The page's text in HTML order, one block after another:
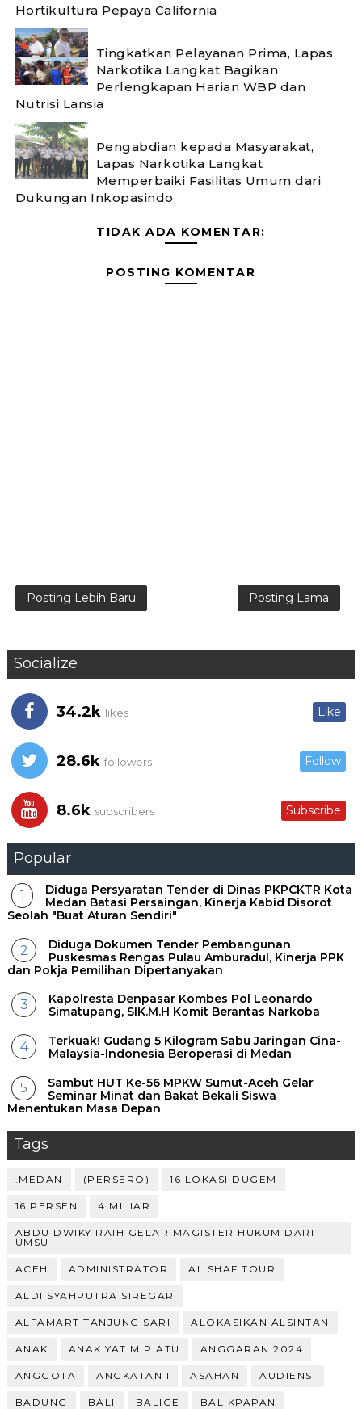
Hortikultura Pepaya California
Tingkatkan Pelayanan Prima, Lapas
Narkotika Langkat Bagikan
Perlengkapan Harian WBP dan
Nutrisi Lansia
Pengabdian kepada Masyarakat,
Lapas Narkotika Langkat
Memperbaiki Fasilitas Umum dari
Dukungan Inkopasindo
TIDAK ADA KOMENTAR:
POSTING KOMENTAR
Posting Lebih Baru Posting Lama
Socialize
34.2k likes Like
28.6k followers Follow
8.6k subscribers Subscribe
Popular
Diduga Persyaratan Tender di Dinas PKPCKTR Kota
Medan Batasi Persaingan, Kinerja Kabid Disorot
Seolah "Buat Aturan Sendiri"
Diduga Dokumen Tender Pembangunan
Puskesmas Rengas Pulau Amburadul, Kinerja PPK
dan Pokja Pemilihan Dipertanyakan
Kapolresta Denpasar Kombes Pol Leonardo
Simatupang, SIK.M.H Komit Berantas Narkoba
Terkuak! Gudang 5 Kilogram Sabu Jaringan Cina-
Malaysia-Indonesia Beroperasi di Medan
Sambut HUT Ke-56 MPKW Sumut-Aceh Gelar
Seminar Minat dan Bakat Bekali Siswa
Menentukan Masa Depan ‎
Tags
.MEDAN (PERSERO) 16 LOKASI DUGEM
16 PERSEN 4 MILIAR
ABDU DWIKY RAIH GELAR MAGISTER HUKUM DARI
UMSU
ACEH ADMINISTRATOR AL SHAF TOUR
ALDI SYAHPUTRA SIREGAR
ALFAMART TANJUNG SARI ALOKASIKAN ALSINTAN
ANAK ANAK YATIM PIATU ANGGARAN 2024
ANGGOTA ANGKATAN I ASAHAN AUDIENSI
BADUNG BALI BALIGE BALIKPAPAN